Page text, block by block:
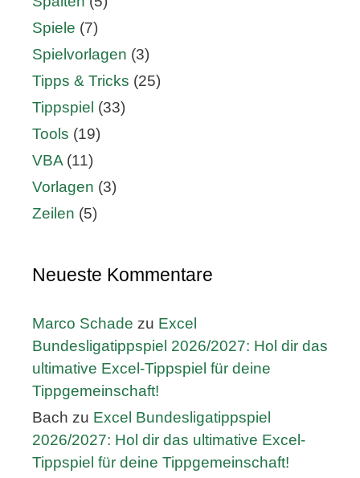
Spiele (7)
Spielvorlagen (3)
Tipps & Tricks (25)
Tippspiel (33)
Tools (19)
VBA (11)
Vorlagen (3)
Zeilen (5)
Neueste Kommentare
Marco Schade zu Excel
Bundesligatippspiel 2026/2027: Hol dir das
ultimative Excel-Tippspiel für deine
Tippgemeinschaft!
Bach zu Excel Bundesligatippspiel
2026/2027: Hol dir das ultimative Excel-
Tippspiel für deine Tippgemeinschaft!